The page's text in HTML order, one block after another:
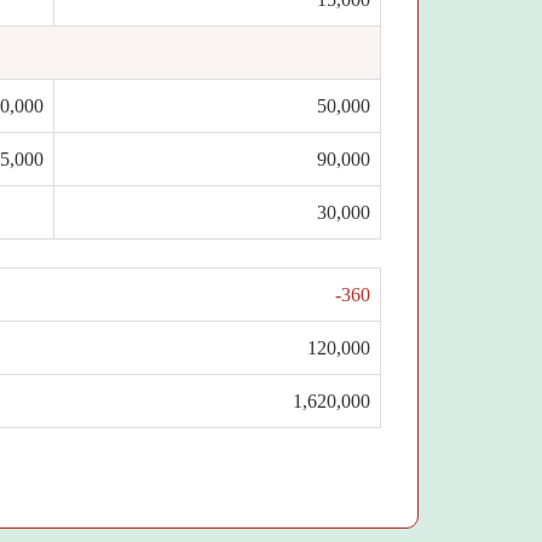
50,000
90,000
30,000
-360
120,000
1,620,000